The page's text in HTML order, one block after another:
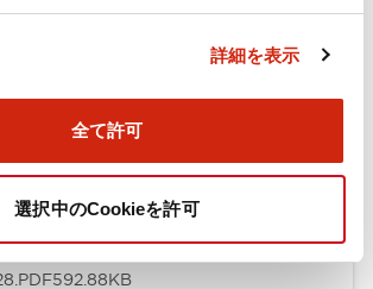
詳細を表示
全て許可
選択中のCookieを許可
レバースイッチ／CSシリーズカムスイッチ
.PDF1.20MB
.PDF592.88KB